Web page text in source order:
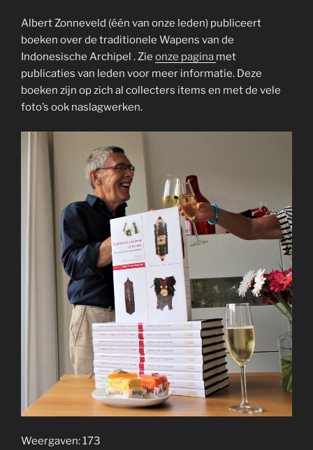
Albert Zonneveld (één van onze leden) publiceert
boeken over de traditionele Wapens van de
Indonesische Archipel . Zie onze pagina met
publicaties van leden voor meer informatie. Deze
boeken zijn op zich al collecters items en met de vele
foto’s ook naslagwerken.
Weergaven: 173